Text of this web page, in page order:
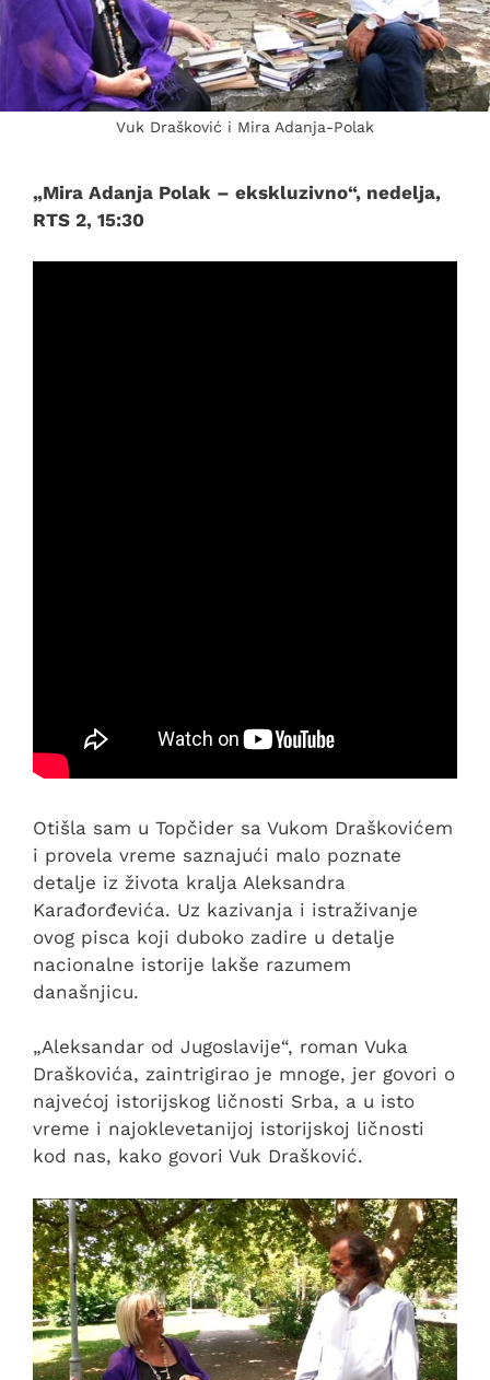
Vuk Drašković i Mira Adanja-Polak
„Mira Adanja Polak – ekskluzivno“, nedelja,
RTS 2, 15:30
Otišla sam u Topčider sa Vukom Draškovićem
i provela vreme saznajući malo poznate
detalje iz života kralja Aleksandra
Karađorđevića. Uz kazivanja i istraživanje
ovog pisca koji duboko zadire u detalje
nacionalne istorije lakše razumem
današnjicu.
„Aleksandar od Jugoslavije“, roman Vuka
Draškovića, zaintrigirao je mnoge, jer govori o
najvećoj istorijskog ličnosti Srba, a u isto
vreme i najoklevetanijoj istorijskoj ličnosti
kod nas, kako govori Vuk Drašković.